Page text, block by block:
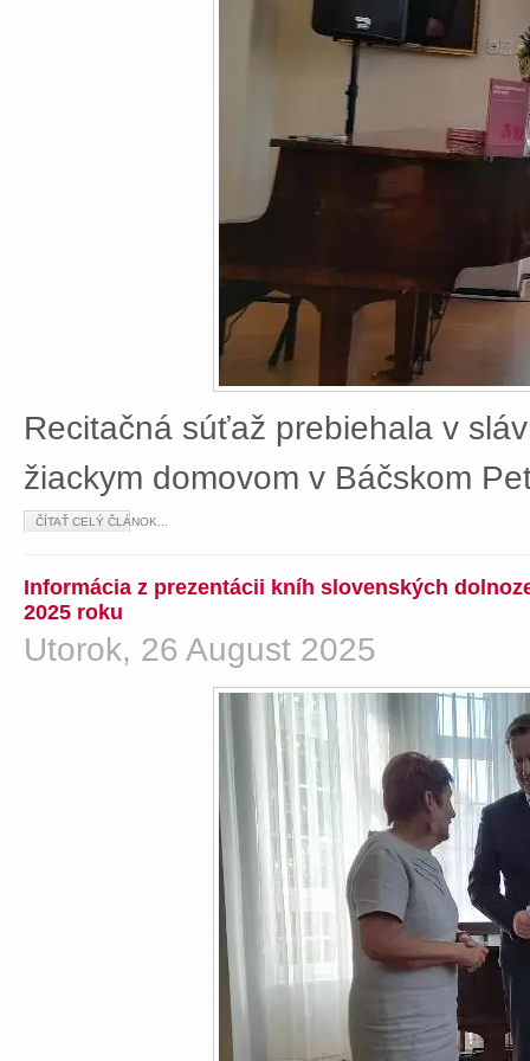
Recitačná súťaž prebiehala v
žiackym domovom v Báčskom
ČÍTAŤ CELÝ ČLÁNOK...
Informácia z prezentácii kníh slovenských
2025 roku
Utorok, 26 August 2025